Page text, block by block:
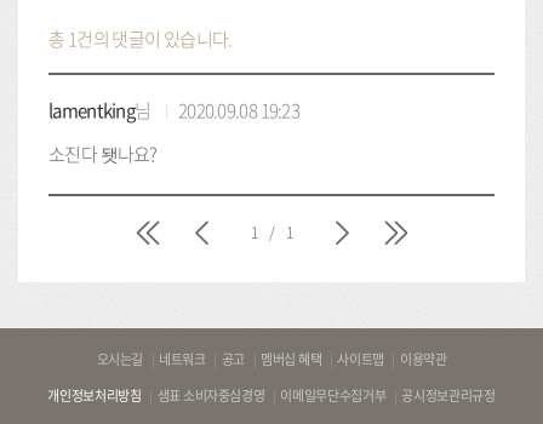
록
총 1건의 댓글이 있습니다.
lamentking님
2020.09.08 19:23
소진다 됏나요?
처
음
1 / 1
막
오시는길 네트워크 공고 멤버십 혜택 사이트맵
이용약관
개인정보처리방침
샘표 소비자중심경영 이메일무단수집거부 공시정보관리규정